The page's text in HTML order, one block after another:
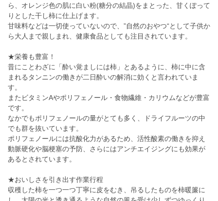
ら、オレンジ色の肌に白い粉(糖分の結晶)をまとった、甘くぽって
りとした干し柿に仕上げます。
甘味料などは一切使っていないので、”自然のおやつ“として子供か
ら大人まで親しまれ、健康食品としても注目されています。
★栄養も豊富！
昔にことわざに「酔い覚ましには柿」とあるように、柿に中に含
まれるタンニンの働きが二日酔いの解消に効くと言われていま
す。
またビタミンAやポリフェノール・食物繊維・カリウムなどが豊富
です。
なかでもポリフェノールの量がとても多く、ドライフルーツの中
でも群を抜いています。
ポリフェノールには抗酸化力があるため、活性酸素の働きを抑え
動脈硬化や脳梗塞の予防、さらにはアンチエイジングにも効果が
あるとされています。
★おいしさを引き出す作業行程
収穫した柿を一つ一つ丁寧に皮をむき、吊るしたものを柿暖簾に